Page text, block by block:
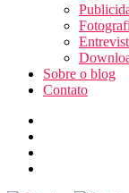
Sobre o blog
Contato